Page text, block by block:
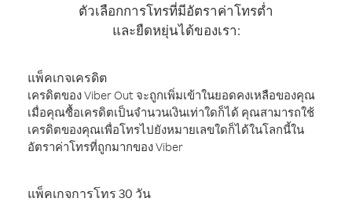
ตัวเลือกการโทรที่มีอัตราค่าโทรต่ำ
และยืดหยุ่นได้ของเรา:
แพ็คเกจเครดิต
เครดิตของ Viber Out จะถูกเพิ่มเข้าในยอดคงเหลือของคุณ
เมื่อคุณซื้อเครดิตเป็นจำนวนเงินเท่าใดก็ได้ คุณสามารถใช้
เครดิตของคุณเพื่อโทรไปยังหมายเลขใดก็ได้ในโลกนี้ใน
อัตราค่าโทรที่ถูกมากของ Viber
แพ็คเกจการโทร 30 วัน